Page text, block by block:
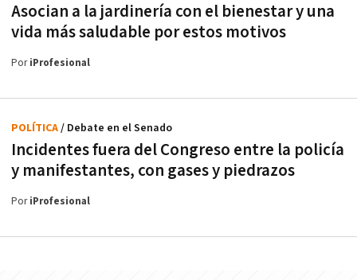
Asocian a la jardinería con el bienestar y una
vida más saludable por estos motivos
PoriProfesional
Incidentes fuera del Congreso entre la policía
y manifestantes, con gases y piedrazos
POLÍTICA/ Debate en el Senado
PoriProfesional